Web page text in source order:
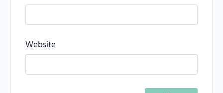
Website